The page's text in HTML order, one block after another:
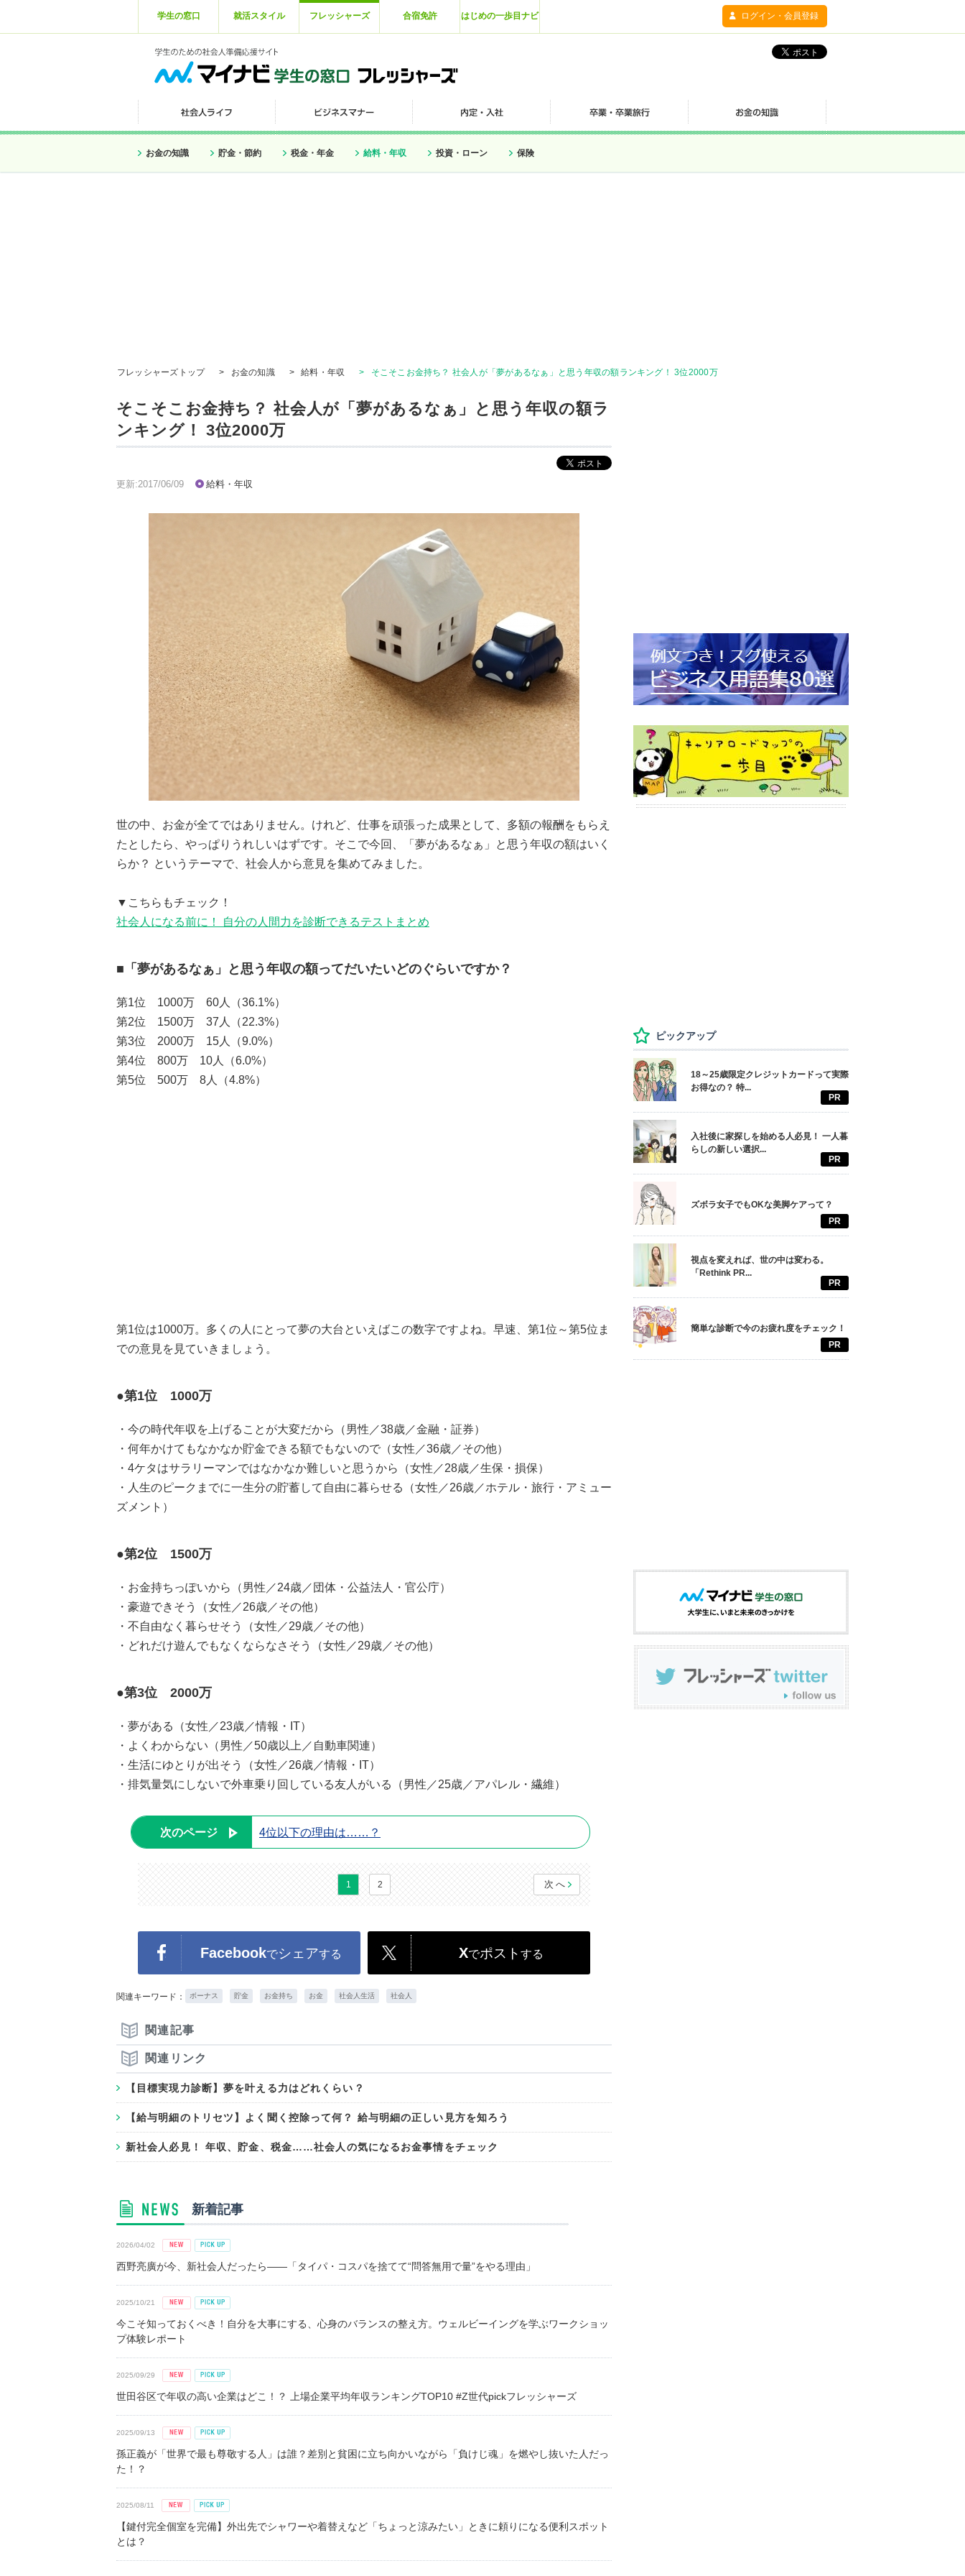
学生の窓口 就活スタイル フレッシャーズ 合宿免許 はじめの一歩目ナビ ログイン・会員登録
お金の知識 貯金・節約 税金・年金 給料・年収 投資・ローン 保険
フレッシャーズトップ > お金の知識 > 給料・年収 > そこそこお金持ち？ 社会人が「夢があるなぁ」と思う年収の額ランキング！ 3位2000万
そこそこお金持ち？ 社会人が「夢があるなぁ」と思う年収の額ラ
ンキング！ 3位2000万
更新:2017/06/09 給料・年収
世の中、お金が全てではありません。けれど、仕事を頑張った成果として、多額の報酬をもらえ
たとしたら、やっぱりうれしいはずです。そこで今回、「夢があるなぁ」と思う年収の額はいく
らか？ というテーマで、社会人から意見を集めてみました。
▼こちらもチェック！
社会人になる前に！ 自分の人間力を診断できるテストまとめ
■「夢があるなぁ」と思う年収の額ってだいたいどのぐらいですか？
第1位 1000万 60人（36.1%）
第2位 1500万 37人（22.3%）
第3位 2000万 15人（9.0%）
第4位 800万 10人（6.0%）
第5位 500万 8人（4.8%）
第1位は1000万。多くの人にとって夢の大台といえばこの数字ですよね。早速、第1位～第5位ま
での意見を見ていきましょう。
●第1位 1000万
・今の時代年収を上げることが大変だから（男性／38歳／金融・証券）
・何年かけてもなかなか貯金できる額でもないので（女性／36歳／その他）
・4ケタはサラリーマンではなかなか難しいと思うから（女性／28歳／生保・損保）
・人生のピークまでに一生分の貯蓄して自由に暮らせる（女性／26歳／ホテル・旅行・アミュー
ズメント）
●第2位 1500万
・お金持ちっぽいから（男性／24歳／団体・公益法人・官公庁）
・豪遊できそう（女性／26歳／その他）
・不自由なく暮らせそう（女性／29歳／その他）
・どれだけ遊んでもなくならなさそう（女性／29歳／その他）
●第3位 2000万
・夢がある（女性／23歳／情報・IT）
・よくわからない（男性／50歳以上／自動車関連）
・生活にゆとりが出そう（女性／26歳／情報・IT）
・排気量気にしないで外車乗り回している友人がいる（男性／25歳／アパレル・繊維）
次のページ 4位以下の理由は……？
1 2 次へ
Facebookでシェアする Xでポスト する
関連キーワード： ボーナス 貯金 お金持ち お金 社会人生活 社会人
関連記事
関連リンク
【目標実現力診断】夢を叶える力はどれくらい？
【給与明細のトリセツ】よく聞く控除って何？ 給与明細の正しい見方を知ろう
新社会人必見！ 年収、貯金、税金……社会人の気になるお金事情をチェック
新着記事
2026/04/02
西野亮廣が今、新社会人だったら――「タイパ・コスパを捨てて“問答無用で量”をやる理由」
2025/10/21
今こそ知っておくべき！自分を大事にする、心身のバランスの整え方。ウェルビーイングを学ぶワークショッ
プ体験レポート
2025/09/29
世田谷区で年収の高い企業はどこ！？ 上場企業平均年収ランキングTOP10 #Z世代pickフレッシャーズ
2025/09/13
孫正義が「世界で最も尊敬する人」は誰？差別と貧困に立ち向かいながら「負けじ魂」を燃やし抜いた人だっ
た！？
2025/08/11
【鍵付完全個室を完備】外出先でシャワーや着替えなど「ちょっと涼みたい」ときに頼りになる便利スポット
とは？
ピックアップ
18～25歳限定クレジットカードって実際
お得なの？ 特...
PR
入社後に家探しを始める人必見！ 一人暮
らしの新しい選択...
PR
ズボラ女子でもOKな美脚ケアって？
PR
視点を変えれば、世の中は変わる。
「Rethink PR...
PR
簡単な診断で今のお疲れ度をチェック！
PR